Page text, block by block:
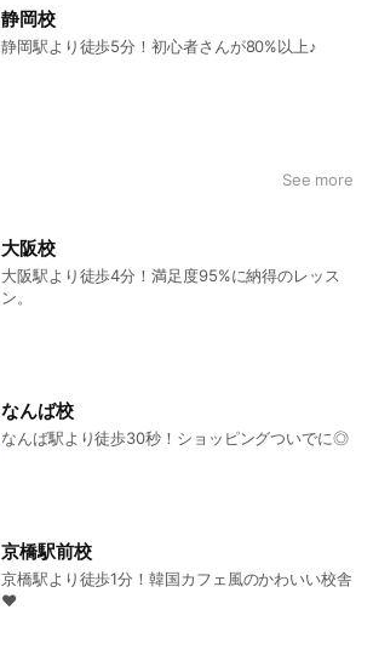
静岡校
静岡駅より徒歩5分！初心者さんが80%以上♪
See more
大阪校
大阪駅より徒歩4分！満足度95%に納得のレッス
ン。
なんば校
なんば駅より徒歩30秒！ショッピングついでに◎
京橋駅前校
京橋駅より徒歩1分！韓国カフェ風のかわいい校舎
♥